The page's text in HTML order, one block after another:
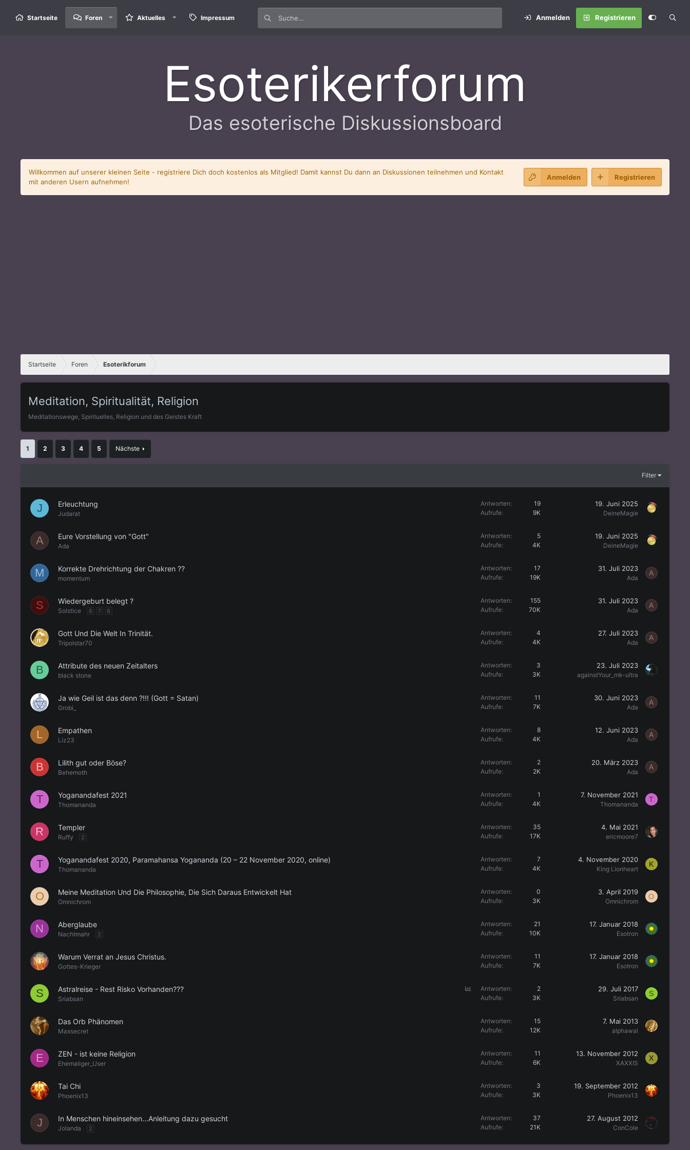
Startseite Foren Aktuelles Impressum Anmelden Registrieren
Esoterikerforum
Das esoterische Diskussionsboard
Willkommen auf unserer kleinen Seite - registriere Dich doch kostenlos als Mitglied! Damit kannst Du dann an Diskussionen teilnehmen und Kontakt
mit anderen Usern aufnehmen!
Anmelden Registrieren
Startseite Foren Esoterikforum
Meditation, Spiritualität, Religion
Meditationswege, Spirituelles, Religion und des Geistes Kraft
1 2 3 4 5 Nächste
Filter
J Erleuchtung
Judarat
Antworten
19
Aufrufe
9K
19. Juni 2025
DeineMagie
A Eure Vorstellung von "Gott"
Ada
Antworten
5
Aufrufe
4K
19. Juni 2025
DeineMagie
M Korrekte Drehrichtung der Chakren ??
momentum
Antworten
17
Aufrufe
19K
31. Juli 2023
Ada
A
S Wiedergeburt belegt ?
Solstice 6 7 8
Antworten
155
Aufrufe
70K
31. Juli 2023
Ada
A
Gott Und Die Welt In Trinität.
Tripolstar70
Antworten
4
Aufrufe
4K
27. Juli 2023
Ada
A
B Attribute des neuen Zeitalters
black stone
Antworten
3
Aufrufe
3K
23. Juli 2023
againstYour_mk-ultra
Ja wie Geil ist das denn ?!!! (Gott = Satan)
Grobi_
Antworten
11
Aufrufe
7K
30. Juni 2023
Ada
A
L Empathen
Liz23
Antworten
8
Aufrufe
4K
12. Juni 2023
Ada
A
B Lilith gut oder Böse?
Behemoth
Antworten
2
Aufrufe
2K
20. März 2023
Ada
A
T Yoganandafest 2021
Thomananda
Antworten
1
Aufrufe
4K
7. November 2021
Thomananda
T
R Templer
Ruffy 2
Antworten
35
Aufrufe
17K
4. Mai 2021
ericmoore7
T Yoganandafest 2020, Paramahansa Yogananda (20 – 22 November 2020, online)
Thomananda
Antworten
7
Aufrufe
4K
4. November 2020
King Lionheart
K
O Meine Meditation Und Die Philosophie, Die Sich Daraus Entwickelt Hat
Omnichrom
Antworten
0
Aufrufe
3K
3. April 2019
Omnichrom
O
N Aberglaube
Nachtmahr 2
Antworten
21
Aufrufe
10K
17. Januar 2018
Esotron
Warum Verrat an Jesus Christus.
Gottes-Krieger
Antworten
11
Aufrufe
7K
17. Januar 2018
Esotron
S Astralreise - Rest Risko Vorhanden???
Sriabsan
Antworten
2
Aufrufe
3K
29. Juli 2017
Sriabsan
S
Das Orb Phänomen
Maxsecret
Antworten
15
Aufrufe
12K
7. Mai 2013
alphawal
E ZEN - ist keine Religion
Ehemaliger_User
Antworten
11
Aufrufe
6K
13. November 2012
XAXXIS
X
Tai Chi
Phoenix13
Antworten
3
Aufrufe
3K
19. September 2012
Phoenix13
J In Menschen hineinsehen...Anleitung dazu gesucht
Jolanda 2
Antworten
37
Aufrufe
21K
27. August 2012
ConCole